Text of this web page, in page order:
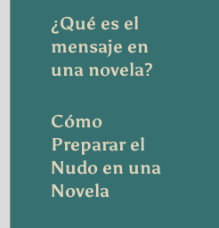
¿Qué es el
mensaje en
una novela?
Cómo
Preparar el
Nudo en una
Novela